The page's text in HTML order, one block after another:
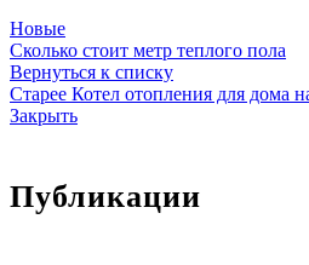
Новые
Сколько стоит метр теплого пола
Вернуться к списку
Старее Котел отопления для дома
Закрыть
Публикации